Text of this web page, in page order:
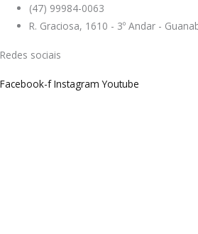
(47) 99984-0063
R. Graciosa, 1610 - 3º Andar -
Redes sociais
Facebook-f Instagram Youtube